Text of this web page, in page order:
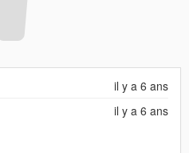
il y a 6 ans
il y a 6 ans